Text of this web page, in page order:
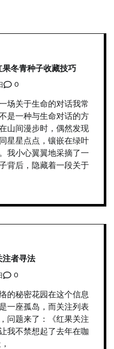
冬青种子收藏技巧
0
场关于生命的对话我常
是一种与生命对话的方
山间漫步时，偶然发现
星星点点，镶嵌在绿叶
我小心翼翼地采摘了一
背后，隐藏着一段关于
注者寻法
0
的秘密花园在这个信息
一座孤岛，而关注列表
问题来了：《红果关注
我不禁想起了去年在咖